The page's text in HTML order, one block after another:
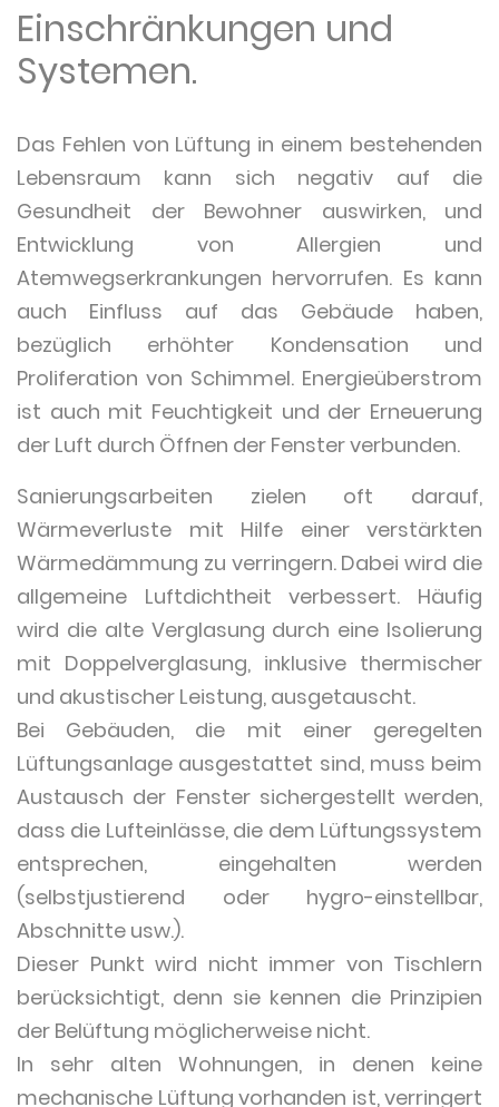
Einschränkungen und
Systemen.
Das Fehlen von Lüftung in einem bestehenden
Lebensraum kann sich negativ auf die
Gesundheit der Bewohner auswirken, und
Entwicklung von Allergien und
Atemwegserkrankungen hervorrufen. Es kann
auch Einfluss auf das Gebäude haben,
bezüglich erhöhter Kondensation und
Proliferation von Schimmel. Energieüberstrom
ist auch mit Feuchtigkeit und der Erneuerung
der Luft durch Öffnen der Fenster verbunden.
Sanierungsarbeiten zielen oft darauf,
Wärmeverluste mit Hilfe einer verstärkten
Wärmedämmung zu verringern. Dabei wird die
allgemeine Luftdichtheit verbessert. Häufig
wird die alte Verglasung durch eine Isolierung
mit Doppelverglasung, inklusive thermischer
und akustischer Leistung, ausgetauscht.
Bei Gebäuden, die mit einer geregelten
Lüftungsanlage ausgestattet sind, muss beim
Austausch der Fenster sichergestellt werden,
dass die Lufteinlässe, die dem Lüftungssystem
entsprechen, eingehalten werden
(selbstjustierend oder hygro-einstellbar,
Abschnitte usw.).
Dieser Punkt wird nicht immer von Tischlern
berücksichtigt, denn sie kennen die Prinzipien
der Belüftung möglicherweise nicht.
In sehr alten Wohnungen, in denen keine
mechanische Lüftung vorhanden ist, verringert